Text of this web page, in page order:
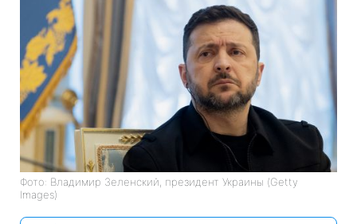
Фото: Владимир Зеленский, президент Украины (Getty
Images)